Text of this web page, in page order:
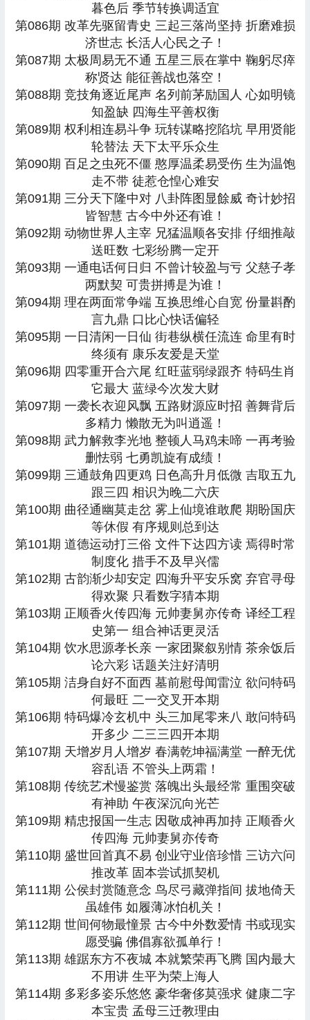
暮色后 季节转换调适宜
第086期 改革先驱留青史 三起三落尚坚持 折磨难损
济世志 长活人心民之子！
第087期 太极周易无不通 五星三辰在掌中 鞠躬尽瘁
称贤达 能征善战也落空！
第088期 竞技角逐近尾声 名列前茅励国人 心如明镜
知盈缺 四海生平善权衡
第089期 权利相连易斗争 玩转谋略挖陷坑 早用贤能
轮替法 天下太平乐众生
第090期 百足之虫死不僵 憨厚温柔易受伤 生为温饱
走不带 徒惹仓惶心难安
第091期 三分天下隆中对 八卦阵图显餘威 奇计妙招
皆智慧 古今中外还有谁！
第092期 动物世界人主宰 兄猛温顺各安排 仔细推敲
送旺数 七彩纷腾一定开
第093期 一通电话何日归 不曾计较盈与亏 父慈子孝
两默契 可贵拼搏是为谁！
第094期 理在两面常争端 互换思维心自宽 份量斟酌
言九鼎 口比心快话偏轻
第095期 一日清闲一日仙 街巷纵横任流连 命里有时
终须有 康乐友爱是天堂
第096期 四零重开合六尾 红旺蓝弱绿跟齐 特码生肖
它最大 蓝绿今次发大财
第097期 一袭长衣迎风飘 五路财源应时招 善舞背后
多精力 懒散无为叫逍遥！
第098期 武力解救李光地 整顿人马鸡未啼 一再考验
删怯弱 七勇凯旋有成绩！
第099期 三通鼓角四更鸡 日色高升月低微 吉取五九
跟三四 相识为晚二六庆
第100期 曲径通幽莫走岔 雾上仙境谁敢爬 期盼国庆
等休假 有序规则总到达
第101期 道德运动打三俗 文件下达四方读 焉得时常
制度化 措手不及早兴儒
第102期 古韵渐少却安定 四海升平安乐窝 弃官寻母
得欢聚 只看数字猜本期
第103期 正顺香火传四海 元帅妻舅亦传奇 译经工程
史第一 组合神话更灵活
第104期 饮水思源孝长亲 一家团聚叙别情 茶余饭后
论六彩 话题关注好清明
第105期 洁身自好不面西 墓前慰母闻雷泣 欲问特码
何最旺 二一交叉开本期
第106期 特码爆冷玄机中 头三加尾零来八 敢问特码
开多少 二三三四开本期
第107期 天增岁月人增岁 春满乾坤福满堂 一醉无优
容乱语 不管头上两霜！
第108期 传统艺术慢鉴赏 落魄出头最经常 重围突破
有神助 午夜深沉向光芒
第109期 精忠报国一生志 因敬成神再加持 正顺香火
传四海 元帅妻舅亦传奇
第110期 盛世回首真不易 创业守业倍珍惜 三访六问
推改革 固本尝试抓契机
第111期 公侯封赏随意念 鸟尽弓藏弹指间 拔地倚天
虽雄伟 如履薄冰怕机关！
第112期 世间何物最憧景 古今中外数爱情 书或现实
愿受骗 佛倡寡欲孤单行！
第113期 雄踞东方不夜城 本就繁荣再飞腾 国内最大
不用讲 生平为荣上海人
第114期 多彩多姿乐悠悠 豪华奢侈莫强求 健康二字
本宝贵 孟母三迁教理由